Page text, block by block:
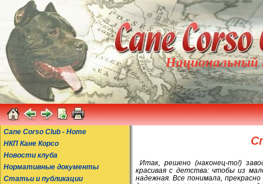
Национальный
Cane Corso Club - Home
НКП Кане Корсо
Новости клуба
Нормативные документы
Статьи и публикации
Итак, решено (наконец-то!)
красивая с детства: чтобы из
надежная. Все понимала,